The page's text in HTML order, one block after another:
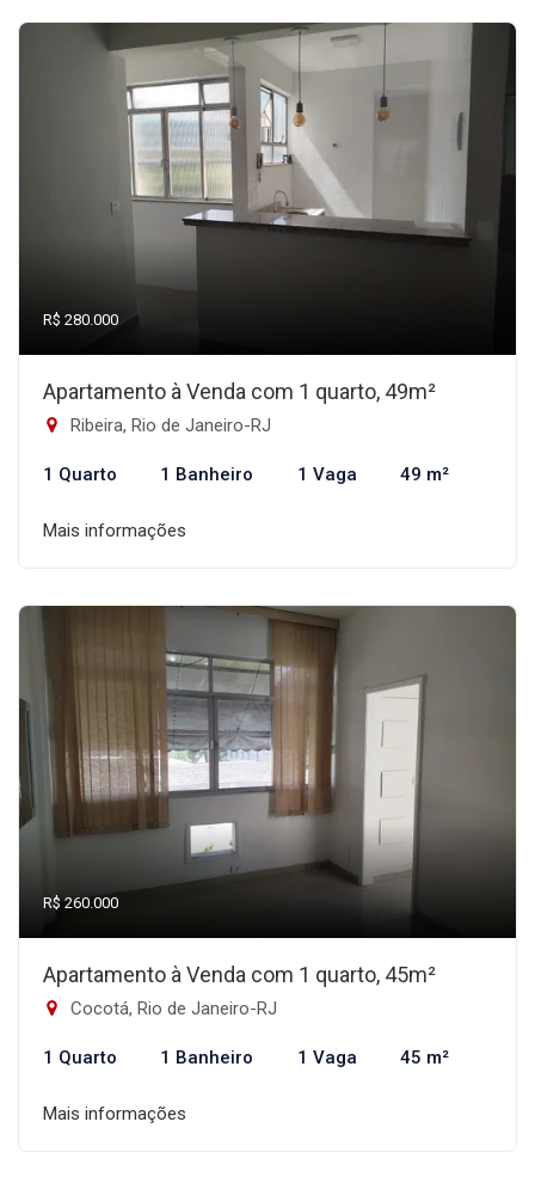
R$ 280.000
Apartamento à Venda com 1 quarto, 49m²
Ribeira, Rio de Janeiro-RJ
1 Quarto 1 Banheiro 1 Vaga 49 m²
Mais informações
R$ 260.000
Apartamento à Venda com 1 quarto, 45m²
Cocotá, Rio de Janeiro-RJ
1 Quarto 1 Banheiro 1 Vaga 45 m²
Mais informações